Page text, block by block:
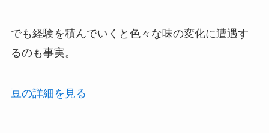
でも経験を積んでいくと色々な味の変化に遭遇す
るのも事実。
豆の詳細を見る